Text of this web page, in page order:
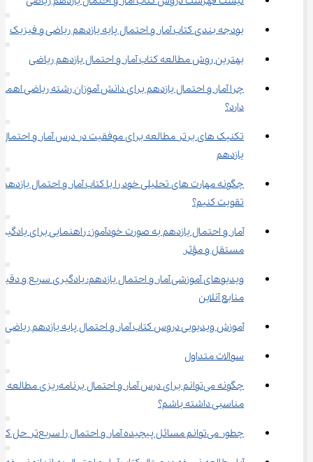
بودجه بندی کتاب آمار و احتمال پایه یازدهم ریاضی و فیزیک
بهترین روش مطالعه کتاب آمار و احتمال یازدهم ریاضی
چرا آمار و احتمال یازدهم برای دانش آموزان رشته ریاضی
دارد؟
تکنیک های برتر مطالعه برای موفقیت در درس آمار و احتمال
یازدهم
چگونه مهارت های تحلیلی خود را با کتاب آمار و احتمال یازدهم
تقویت کنیم؟
آمار و احتمال یازدهم به صورت خودآموز: راهنمایی برای
مستقل و مؤثر
ویدیوهای آموزشی آمار و احتمال یازدهم: یادگیری سریع و
منابع آنلاین
آموزش ویدیویی دروس کتاب آمار و احتمال پایه یازدهم ریاضی
سوالات متداول
چگونه می‌توانم برای درس آمار و احتمال برنامه‌ریزی مطالعه
مناسبی داشته باشم؟
چطور می‌توانم مسائل پیچیده آمار و احتمال را سریع‌تر حل کنم؟